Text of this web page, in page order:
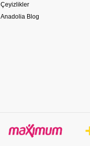
Çeyizlikler
Anadolia Blog